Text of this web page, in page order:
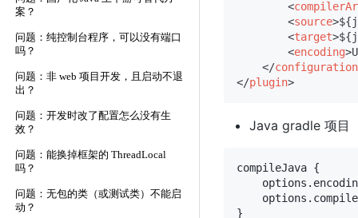
案？
问题：纯控制台程序，可以没有端口
吗？
问题：非 web 项目开发，且启动不退
出？
问题：开发时改了配置怎么没有生
效？
问题：能换掉框架的 ThreadLocal
吗？
问题：无包的类（或测试类）不能启
动？
<
<source>
<target>
<encoding>
</configuration
</plugin>
Java gradle 项目
compileJava {